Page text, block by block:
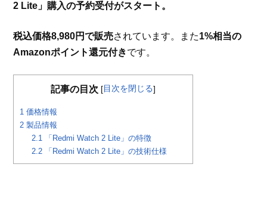
2 Lite」購入の予約受付がスタート。
税込価格8,980円で販売されています。また1%相当の
Amazonポイント還元付きです。
記事の目次 [目次を閉じる]
1 価格情報
2 製品情報
2.1
「Redmi Watch 2 Lite」の特徴
2.2 「Redmi Watch 2 Lite」の技術仕様